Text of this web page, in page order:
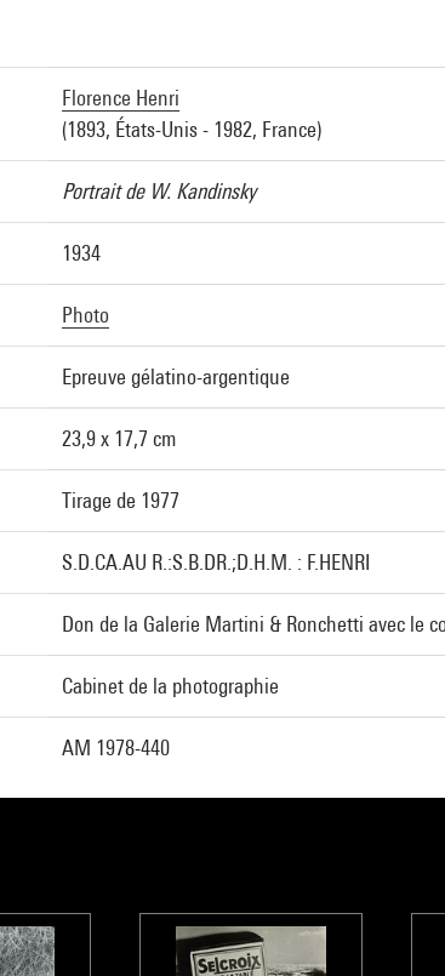
Florence Henri
(1893, États-Unis - 1982, France)
Portrait de W. Kandinsky
1934
Photo
Epreuve gélatino-argentique
23,9 x 17,7 cm
Tirage de 1977
S.D.CA.AU R.:S.B.DR.;D.H.M. : F.HENRI
Don de la Galerie Martini & Ronchetti avec le
Cabinet de la photographie
AM 1978-440